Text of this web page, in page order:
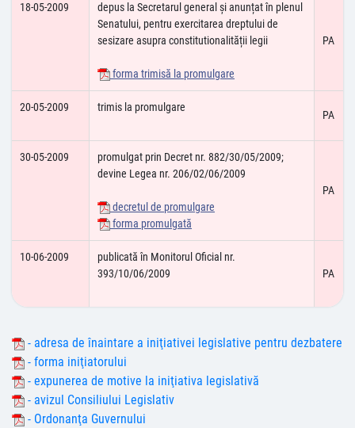
18-05-2009
depus la Secretarul general și anunțat în plenul
Senatului, pentru exercitarea dreptului de
sesizare asupra constitutionalității legii
forma trimisă la promulgare
PA
20-05-2009 trimis la promulgare
PA
30-05-2009
promulgat prin Decret nr. 882/30/05/2009;
devine Legea nr. 206/02/06/2009
decretul de promulgare
forma promulgată
PA
10-06-2009
publicată în Monitorul Oficial nr.
393/10/06/2009
PA
- adresa de înaintare a iniţiativei legislative pentru dezbatere
- forma iniţiatorului
- expunerea de motive la iniţiativa legislativă
- avizul Consiliului Legislativ
- Ordonanţa Guvernului